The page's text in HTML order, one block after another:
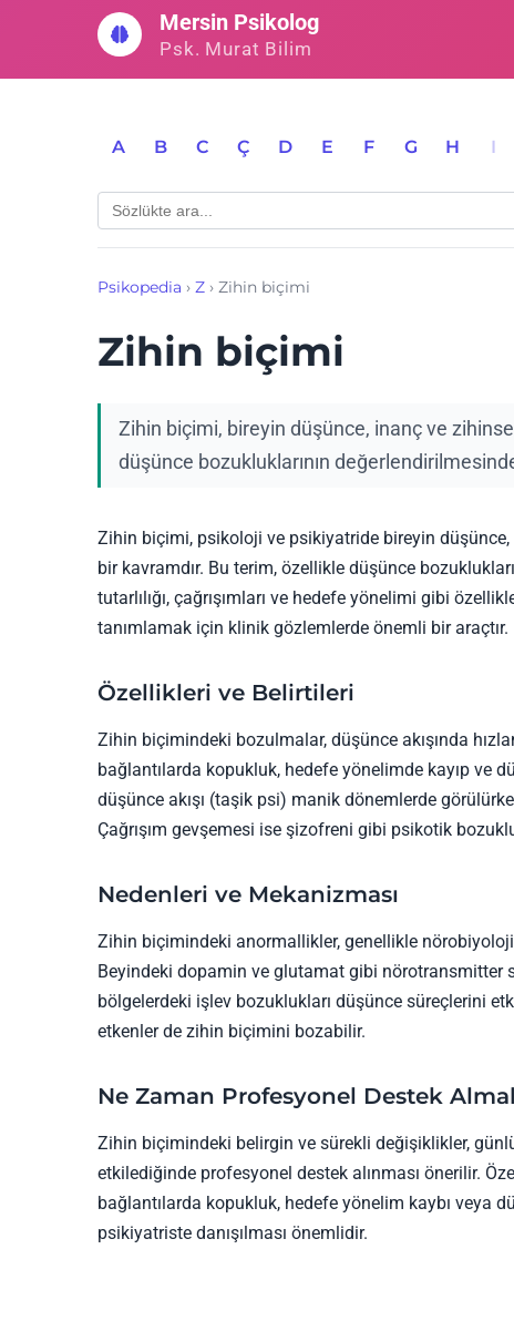
Mersin Psikolog
Psk. Murat Bilim
A B C Ç D E F G H I
Psikopedia › Z › Zihin biçimi
Zihin biçimi
Zihin biçimi, bireyin düşünce, inanç ve
düşünce bozukluklarının değerlendirilmesinde
Zihin biçimi, psikoloji ve psikiyatride bireyin
bir kavramdır. Bu terim, özellikle düşünce
tutarlılığı, çağrışımları ve hedefe yönelimi gibi
tanımlamak için klinik gözlemlerde önemli bir araçtır.
Özellikleri ve Belirtileri
Zihin biçimindeki bozulmalar, düşünce akışında
bağlantılarda kopukluk, hedefe yönelimde kayıp ve
düşünce akışı (taşik psi) manik dönemlerde
Çağrışım gevşemesi ise şizofreni gibi psikotik
Nedenleri ve Mekanizması
Zihin biçimindeki anormallikler, genellikle
Beyindeki dopamin ve glutamat gibi nörotransmitter
bölgelerdeki işlev bozuklukları düşünce süreçlerini
etkenler de zihin biçimini bozabilir.
Ne Zaman Profesyonel Destek
Zihin biçimindeki belirgin ve sürekli değişiklikler,
etkilediğinde profesyonel destek alınması önerilir.
bağlantılarda kopukluk, hedefe yönelim kaybı veya
psikiyatriste danışılması önemlidir.